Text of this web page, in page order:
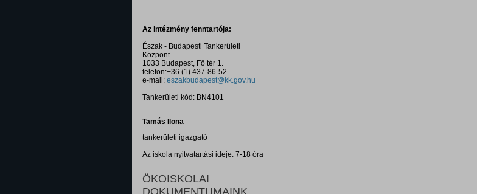
Az intézmény fenntartója:
Észak - Budapesti Tankerületi
Központ
1033 Budapest, Fő tér 1.
telefon:+36 (1) 437-86-52
e-mail: eszakbudapest@kk.gov.hu
Tankerületi kód: BN4101
Tamás Ilona
tankerületi igazgató
Az iskola nyitvatartási ideje: 7-18 óra
ÖKOISKOLAI
DOKUMENTUMAINK